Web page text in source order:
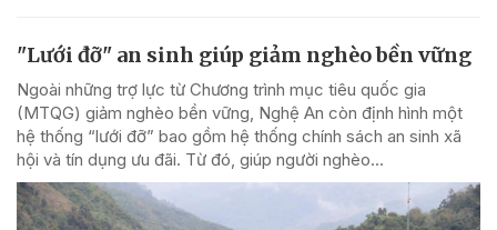
"Lưới đỡ" an sinh giúp giảm nghèo bền vững
Ngoài những trợ lực từ Chương trình mục tiêu quốc gia
(MTQG) giảm nghèo bền vững, Nghệ An còn định hình một
hệ thống “lưới đỡ” bao gồm hệ thống chính sách an sinh xã
hội và tín dụng ưu đãi. Từ đó, giúp người nghèo...